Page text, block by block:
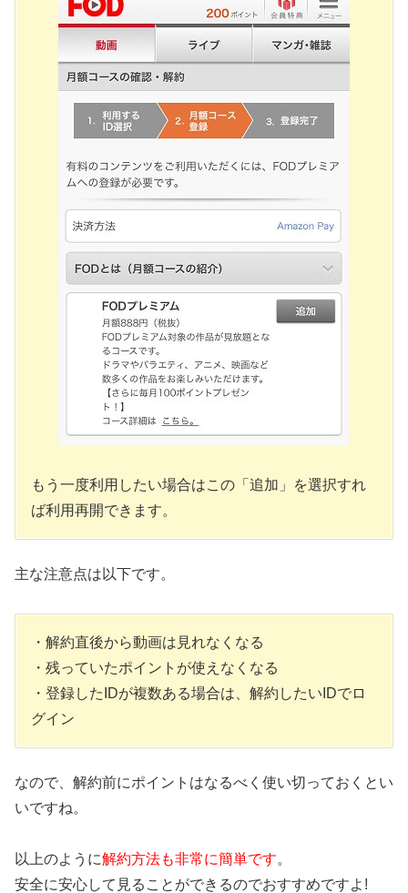
もう一度利用したい場合はこの「追加」を選択すれ
ば利用再開できます。
主な注意点は以下です。
・解約直後から動画は見れなくなる
・残っていたポイントが使えなくなる
・登録したIDが複数ある場合は、解約したいIDでロ
グイン
なので、解約前にポイントはなるべく使い切っておくとい
いですね。
以上のように解約方法も非常に簡単です。
安全に安心して見ることができるのでおすすめですよ!